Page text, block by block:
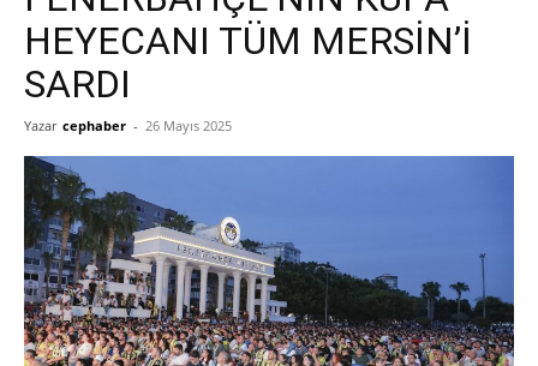
HEYECANI TÜM MERSİN’İ
SARDI
Yazar cephaber - 26 Mayıs 2025